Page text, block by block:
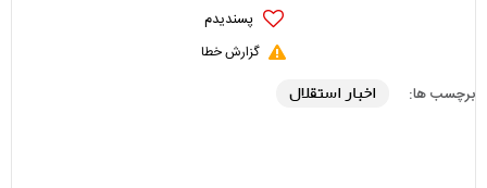
پسندیدم
گزارش خطا
برچسب ها: اخبار استقلال